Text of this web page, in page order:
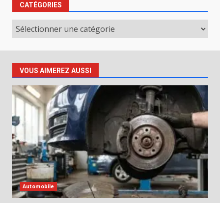
CATÉGORIES
Catégories
VOUS AIMEREZ AUSSI
Automobile